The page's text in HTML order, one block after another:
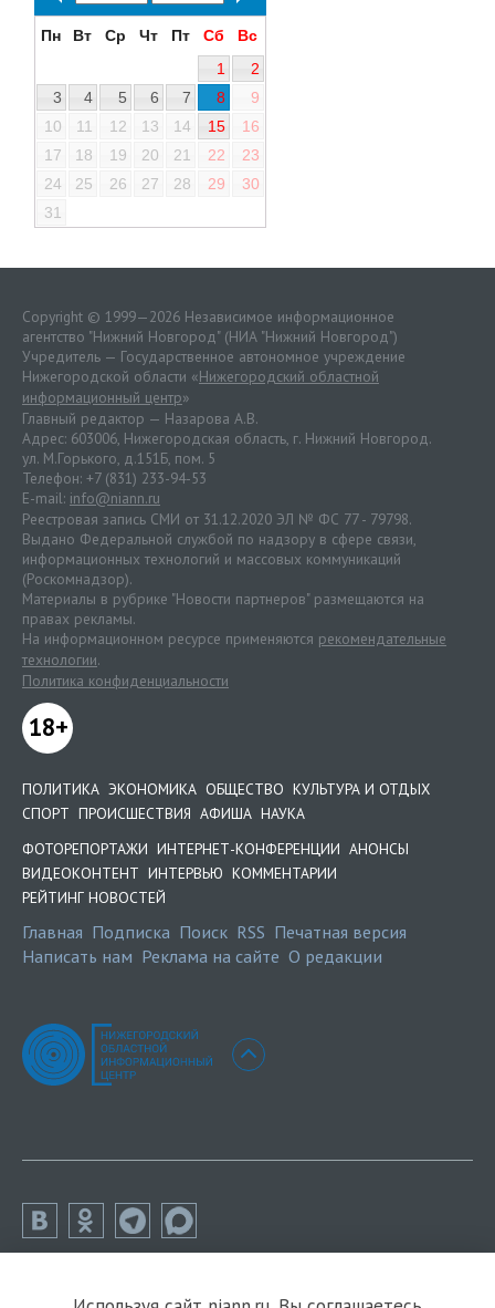
Пн Вт Ср Чт Пт Сб
Вс
1
2
3
4 5 6 7 8
9
10
11 12 13 14 15
16
17
18 19 20 21 22
23
24
25 26 27 28 29
30
31
Copyright © 1999—2026 Независимое информационное
агентство "Нижний Новгород" (НИА "Нижний Новгород")
Учредитель — Государственное автономное учреждение
Нижегородской области «Нижегородский областной
информационный центр»
Главный редактор — Назарова А.В.
Адрес: 603006, Нижегородская область, г. Нижний Новгород.
ул. М.Горького, д.151Б, пом. 5
Телефон: +7 (831) 233-94-53
E-mail: info@niann.ru
Реестровая запись СМИ от 31.12.2020 ЭЛ № ФС 77 - 79798.
Выдано Федеральной службой по надзору в сфере связи,
информационных технологий и массовых коммуникаций
(Роскомнадзор).
Материалы в рубрике "Новости партнеров" размещаются на
правах рекламы.
На информационном ресурсе применяются рекомендательные
технологии.
Политика конфиденциальности
18+
ПОЛИТИКА ЭКОНОМИКА ОБЩЕСТВО КУЛЬТУРА И ОТДЫХ
СПОРТ ПРОИСШЕСТВИЯ АФИША НАУКА
ФОТОРЕПОРТАЖИ ИНТЕРНЕТ-КОНФЕРЕНЦИИ АНОНСЫ
ВИДЕОКОНТЕНТ ИНТЕРВЬЮ КОММЕНТАРИИ
РЕЙТИНГ НОВОСТЕЙ
Главная Подписка Поиск RSS Печатная версия
Написать нам Реклама на сайте О редакции